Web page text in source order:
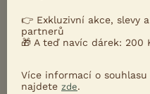
Chováme psy plemene Cane
Konárovice, okr. Kolín
👉 Exkluzivní akce, slevy
partnerů
🎁 A teď navíc dárek: 200
Více informací o
najdete zde.